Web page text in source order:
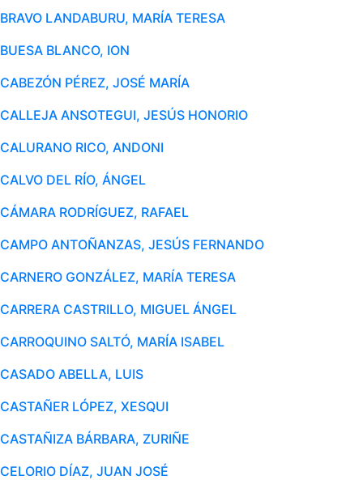
BRAVO LANDABURU, MARÍA TERESA
BUESA BLANCO, ION
CABEZÓN PÉREZ, JOSÉ MARÍA
CALLEJA ANSOTEGUI, JESÚS HONORIO
CALURANO RICO, ANDONI
CALVO DEL RÍO, ÁNGEL
CÁMARA RODRÍGUEZ, RAFAEL
CAMPO ANTOÑANZAS, JESÚS FERNANDO
CARNERO GONZÁLEZ, MARÍA TERESA
CARRERA CASTRILLO, MIGUEL ÁNGEL
CARROQUINO SALTÓ, MARÍA ISABEL
CASADO ABELLA, LUIS
CASTAÑER LÓPEZ, XESQUI
CASTAÑIZA BÁRBARA, ZURIÑE
CELORIO DÍAZ, JUAN JOSÉ